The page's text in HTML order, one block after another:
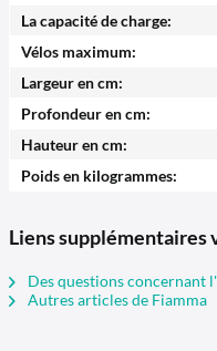
La capacité de charge:
Vélos maximum:
Largeur en cm:
Profondeur en cm:
Hauteur en cm:
Poids en kilogrammes:
Liens supplémentaires
Des questions concernant
Autres articles de Fiamma